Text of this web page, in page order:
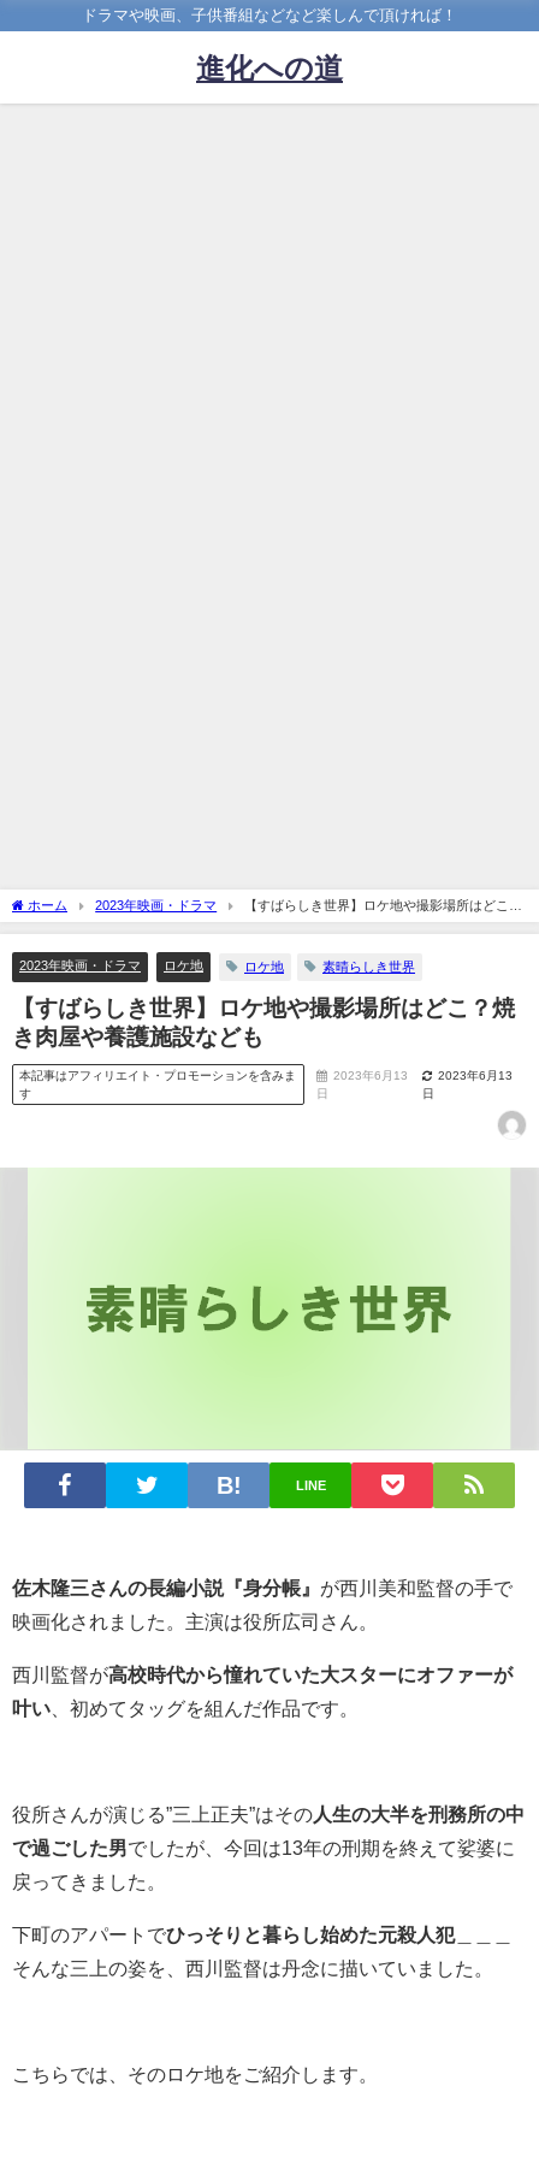
ドラマや映画、子供番組などなど楽しんで頂ければ！
進化への道
ホーム 2023年映画・ドラマ
【すばらしき世界】ロケ地や撮影場所はどこ？
焼き肉屋や養護施設なども
2023年映画・ドラマ ロケ地 ロケ地 素晴らしき世界
【すばらしき世界】ロケ地や撮影場所はどこ？焼
き肉屋や養護施設なども
本記事はアフィリエイト・プロモーションを含みま
す
2023年6月13
日
2023年6月13
日
LINE
佐木隆三さんの長編小説『身分帳』 が西川美和監督の手で
映画化されました。主演は役所広司さん。
西川監督が高校時代から憧れていた大スターにオファーが
叶い 、初めてタッグを組んだ作品です。
役所さんが演じる”三上正夫”はその 人生の大半を刑務所の中
で過ごした男でしたが、今回は13年の刑期を終えて娑婆に
戻ってきました。
下町のアパートでひっそりと暮らし始めた元殺人犯＿＿＿
そんな三上の姿を、西川監督は丹念に描いていました。
こちらでは、そのロケ地をご紹介します。